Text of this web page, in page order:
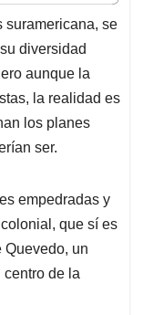
suramericana, se
diversidad
aunque la
la realidad es
los planes
ser.
empedradas y
que sí es
Quevedo, un
centro de la